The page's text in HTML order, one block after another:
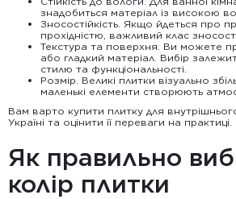
знадобиться матеріал із високою
Зносостійкість. Якщо йдеться про
прохідністю, важливий клас
Текстура та поверхня. Ви можете
або гладкий матеріал. Вибір
стилю та функціональності.
Розмір. Великі плитки візуально
маленькі елементи створюють
Вам варто купити плитку для
Україні та оцінити її переваги на практиці.
Як правильно
колір плитки